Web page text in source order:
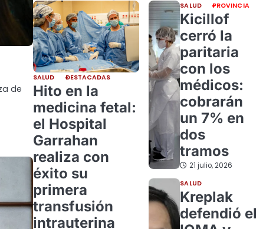
de
SALUD DESTACADAS
Hito en la
medicina fetal:
el Hospital
Garrahan
realiza con
éxito su
primera
transfusión
intrauterina
SALUD PROVINCIA
Kicillof
cerró la
paritaria
con los
médicos:
cobrarán
un 7% en
dos
tramos
21 julio, 2026
SALUD
Kreplak
defendió el